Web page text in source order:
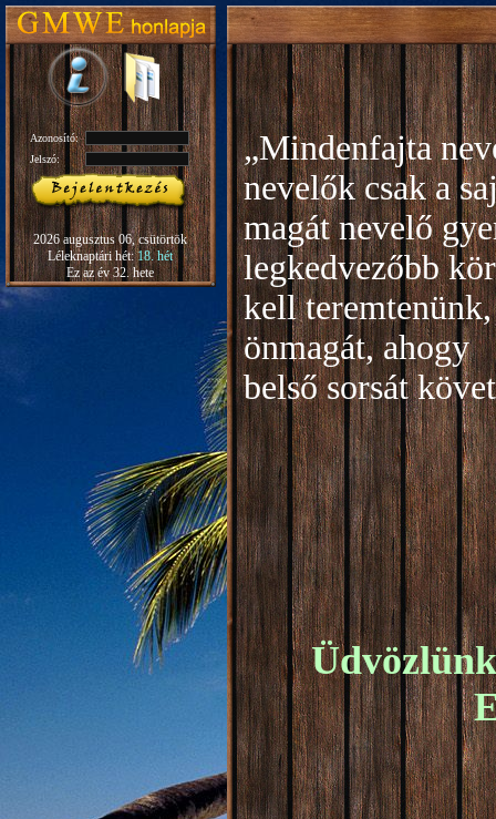
Azonosító:
Jelszó:
2026 augusztus 06, csütörtök
Léleknaptári hét:18. hét
Ez az év 32. hete
„Mindenfajta
nevelők csak a
magát nevelő
legkedvezőbb
kell
önmagát, ahogy
belső sorsát